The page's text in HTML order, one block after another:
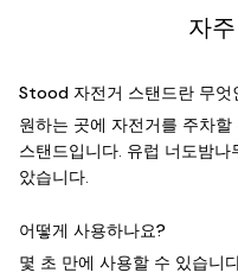
자
Stood 자전거 스탠드란 무엇
원하는 곳에 자전거를 주차
스탠드입니다. 유럽 너도밤나
았습니다.
어떻게 사용하나요?
몇 초 만에 사용할 수 있습니